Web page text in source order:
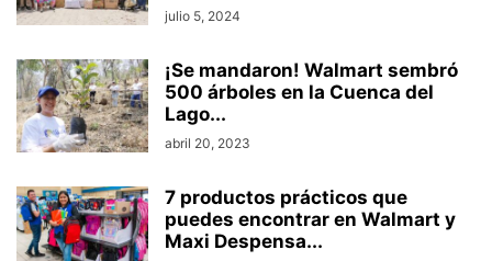
julio 5, 2024
¡Se mandaron! Walmart sembró
500 árboles en la Cuenca del
Lago...
abril 20, 2023
7 productos prácticos que
puedes encontrar en Walmart y
Maxi Despensa...